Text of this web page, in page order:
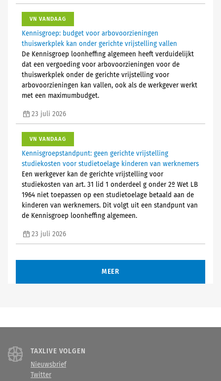
VN VANDAAG
Kennisgroep: budget voor arbovoorzieningen
thuiswerkplek kan onder gerichte vrijstelling vallen
De Kennisgroep loonheffing algemeen heeft verduidelijkt
dat een vergoeding voor arbovoorzieningen voor de
thuiswerkplek onder de gerichte vrijstelling voor
arbovoorzieningen kan vallen, ook als de werkgever werkt
met een maximumbudget.
23 juli 2026
VN VANDAAG
Kennisgroepstandpunt: geen gerichte vrijstelling
studiekosten voor studietoelage kinderen van werknemers
Een werkgever kan de gerichte vrijstelling voor
studiekosten van art. 31 lid 1 onderdeel g onder 2º Wet LB
1964 niet toepassen op een studietoelage betaald aan de
kinderen van werknemers. Dit volgt uit een standpunt van
de Kennisgroep loonheffing algemeen.
23 juli 2026
MEER
TAXLIVE VOLGEN
Nieuwsbrief
Twitter